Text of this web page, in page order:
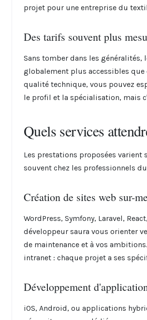
projet pour une entreprise du
Des tarifs souvent plus
Sans tomber dans les
globalement plus accessibles que
qualité technique, vous pouvez
le profil et la spécialisation, mais
Quels services
Les prestations proposées
souvent chez les professionnels
Création de sites web sur-
WordPress, Symfony, Laravel,
développeur saura vous orienter
de maintenance et à vos
intranet : chaque projet a ses
Développement
iOS, Android, ou applications